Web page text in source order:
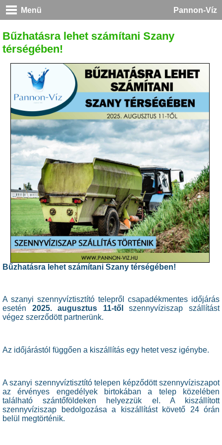
Menü Pannon-Víz
Bűzhatásra lehet számítani Szany
térségében!
Bűzhatásra lehet számítani Szany térségében!
A szanyi szennyvíztisztító telepről csapadékmentes időjárás
esetén 2025. augusztus 11-től
szennyvíziszap szállítást
végez szerződött partnerünk.
Az időjárástól függően a kiszállítás egy hetet vesz igénybe.
A szanyi szennyvíztisztító telepen képződött szennyvíziszapot
az érvényes engedélyek birtokában a telep közelében
található szántőföldeken helyezzük el. A kiszállított
szennyvíziszap bedolgozása a kiszállítást követő 24 órán
belül megtörténik.